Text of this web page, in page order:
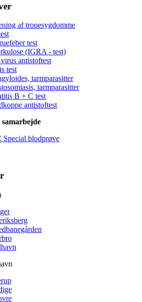
af tropesygdomme
test
(IGRA - test)
antistoftest
test
tarmparasitter
tarmparasitter
B + C test
antistoftest
Special blodprøve